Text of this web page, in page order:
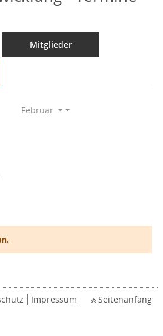
Mitglieder
Februar
Impressum Seitenanfang